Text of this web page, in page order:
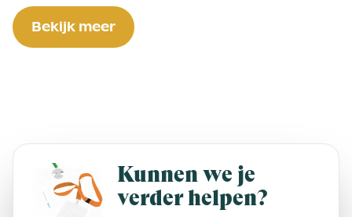
Bekijk meer
Kunnen we je
verder helpen?